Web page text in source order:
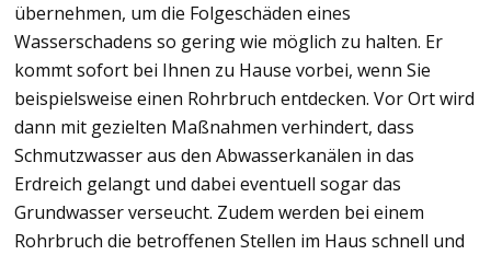
übernehmen, um die Folgeschäden eines
Wasserschadens so gering wie möglich zu halten. Er
kommt sofort bei Ihnen zu Hause vorbei, wenn Sie
beispielsweise einen Rohrbruch entdecken. Vor Ort wird
dann mit gezielten Maßnahmen verhindert, dass
Schmutzwasser aus den Abwasserkanälen in das
Erdreich gelangt und dabei eventuell sogar das
Grundwasser verseucht. Zudem werden bei einem
Rohrbruch die betroffenen Stellen im Haus schnell und